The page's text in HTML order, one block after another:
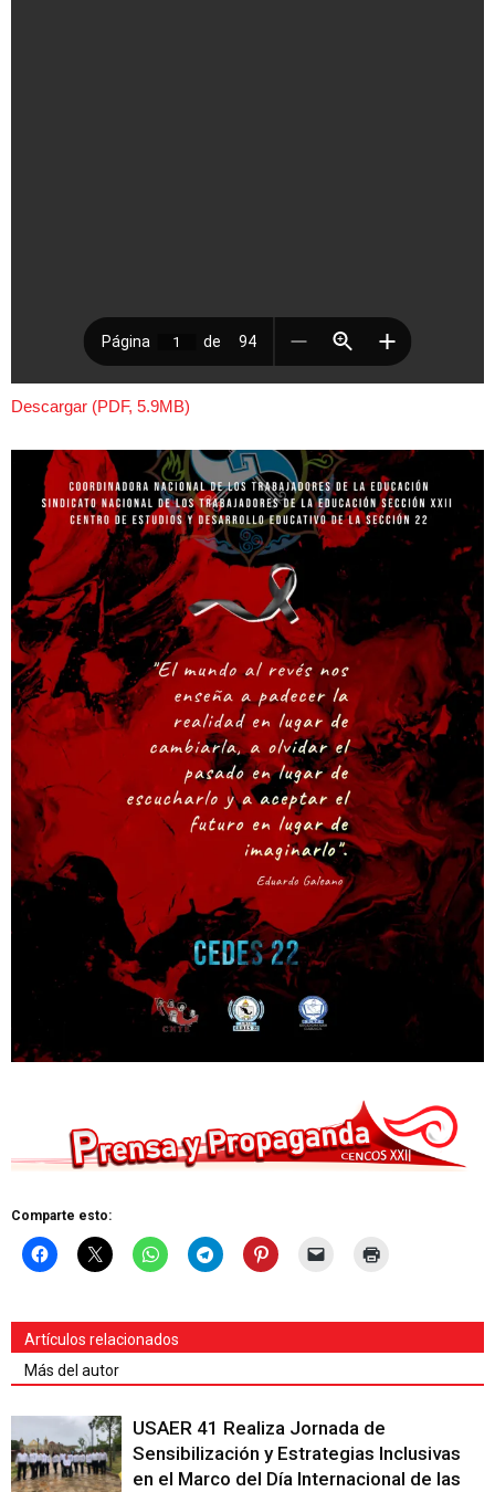
Descargar (PDF, 5.9MB)
Comparte esto:
Artículos relacionados
Más del autor
USAER 41 Realiza Jornada de
Sensibilización y Estrategias Inclusivas
en el Marco del Día Internacional de las